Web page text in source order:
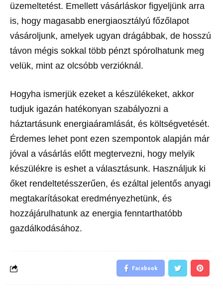
üzemeltetést. Emellett vásárláskor figyeljünk arra
is, hogy magasabb energiaosztályú főzőlapot
vásároljunk, amelyek ugyan drágábbak, de hosszú
távon mégis sokkal több pénzt spórolhatunk meg
velük, mint az olcsóbb verzióknál.
Hogyha ismerjük ezeket a készülékeket, akkor
tudjuk igazán hatékonyan szabályozni a
háztartásunk energiaáramlását, és költségvetését.
Érdemes lehet pont ezen szempontok alapján már
jóval a vásárlás előtt megtervezni, hogy melyik
készülékre is eshet a választásunk. Használjuk ki
őket rendeltetésszerűen, és ezáltal jelentős anyagi
megtakarításokat eredményezhetünk, és
hozzájárulhatunk az energia fenntarthatóbb
gazdálkodásához.
Facebook